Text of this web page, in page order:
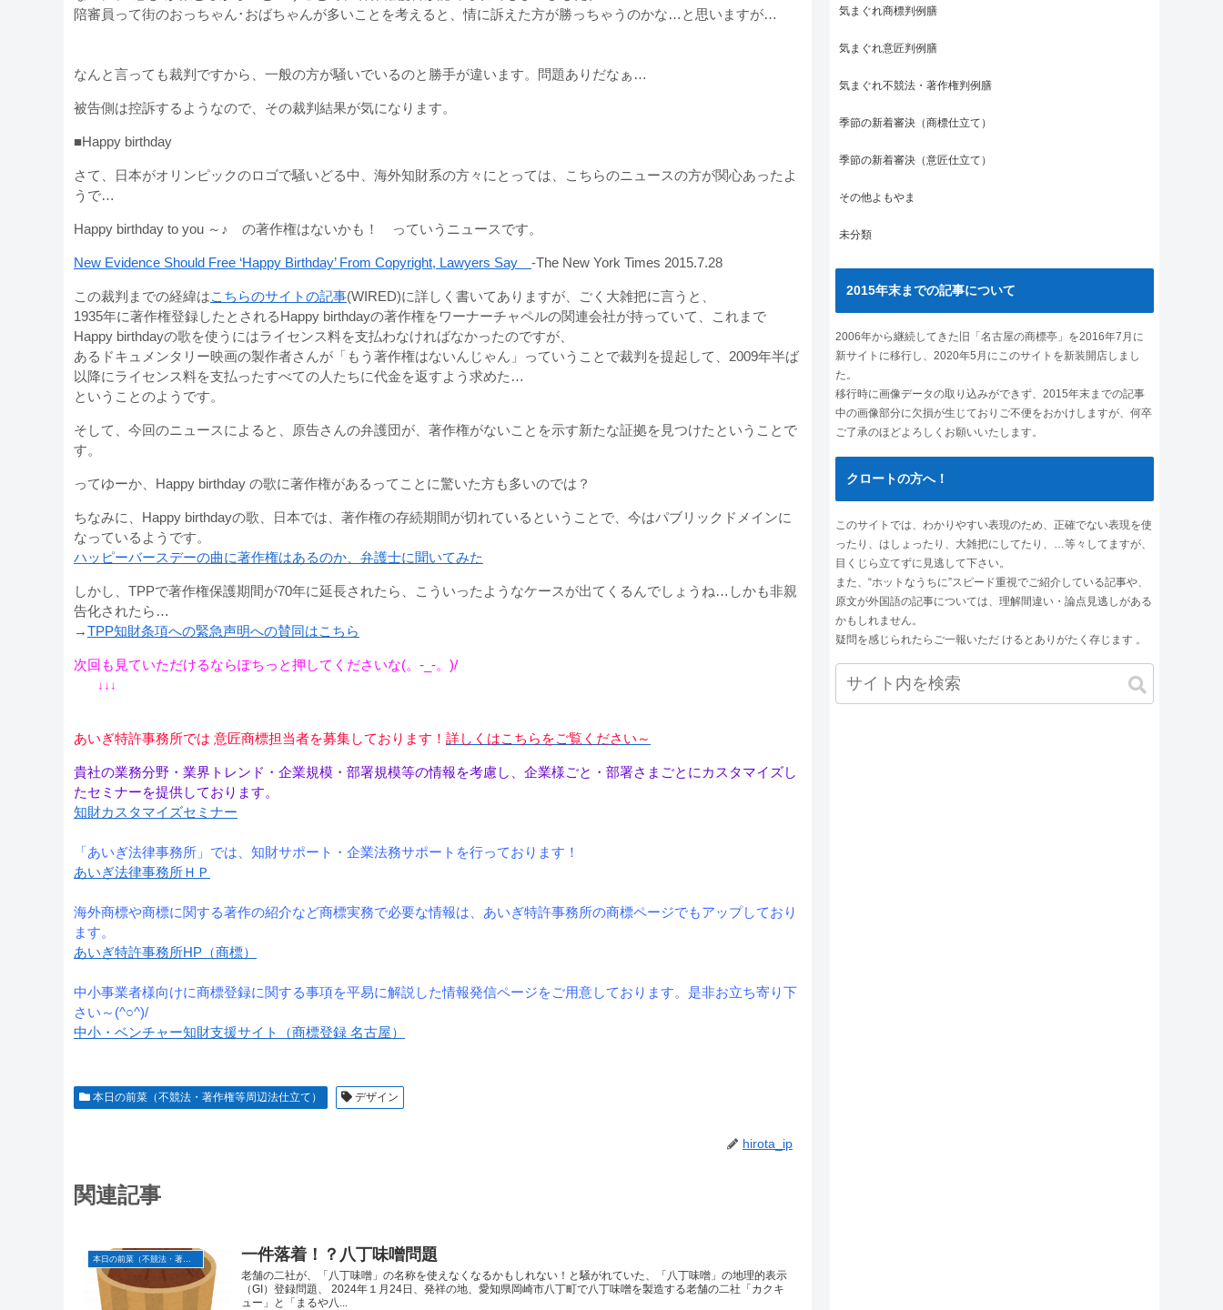
陪審員って街のおっちゃん･おばちゃんが多いことを考えると、情に訴えた方が勝っちゃうのかな…と思いますが…
なんと言っても裁判ですから、一般の方が騒いでいるのと勝手が違います。問題ありだなぁ…
被告側は控訴するようなので、その裁判結果が気になります。
■Happy birthday
さて、日本がオリンピックのロゴで騒いどる中、海外知財系の方々にとっては、こちらのニュースの方が関心あったよ
うで…
Happy birthday to you ～♪ の著作権はないかも！ っていうニュースです。
New Evidence Should Free ‘Happy Birthday’ From Copyright, Lawyers Say -The New York Times 2015.7.28
この裁判までの経緯はこちらのサイトの記事(WIRED)に詳しく書いてありますが、ごく大雑把に言うと、
1935年に著作権登録したとされるHappy birthdayの著作権をワーナーチャペルの関連会社が持っていて、これまで
Happy birthdayの歌を使うにはライセンス料を支払わなければなかったのですが、
あるドキュメンタリー映画の製作者さんが「もう著作権はないんじゃん」っていうことで裁判を提起して、2009年半ば
以降にライセンス料を支払ったすべての人たちに代金を返すよう求めた…
ということのようです。
そして、今回のニュースによると、原告さんの弁護団が、著作権がないことを示す新たな証拠を見つけたということで
す。
ってゆーか、Happy birthday の歌に著作権があるってことに驚いた方も多いのでは？
ちなみに、Happy birthdayの歌、日本では、著作権の存続期間が切れているということで、今はパブリックドメインに
なっているようです。
ハッピーバースデーの曲に著作権はあるのか、弁護士に聞いてみた
しかし、TPPで著作権保護期間が70年に延長されたら、こういったようなケースが出てくるんでしょうね…しかも非親
告化されたら…
→TPP知財条項への緊急声明への賛同はこちら
次回も見ていただけるならぽちっと押してくださいな(。-_-。)/
↓↓↓
あいぎ特許事務所では 意匠商標担当者を募集しております！ 詳しくはこちらをご覧ください～
貴社の業務分野・業界トレンド・企業規模・部署規模等の情報を考慮し、企業様ごと・部署さまごとにカスタマイズし
たセミナーを提供しております。
知財カスタマイズセミナー
「あいぎ法律事務所」では、知財サポート・企業法務サポートを行っております！
あいぎ法律事務所ＨＰ
海外商標や商標に関する著作の紹介など商標実務で必要な情報は、あいぎ特許事務所の商標ページでもアップしており
ます。
あいぎ特許事務所HP（商標）
中小事業者様向けに商標登録に関する事項を平易に解説した情報発信ページをご用意しております。是非お立ち寄り下
さい～(^○^)/
中小・ベンチャー知財支援サイト（商標登録 名古屋）
本日の前菜（不競法・著作権等周辺法仕立て） デザイン
hirota_ip
関連記事
本日の前菜（不競法・著作権等周辺法仕立て） 一件落着！？八丁味噌問題
老舗の二社が、「八丁味噌」の名称を使えなくなるかもしれない！と騒がれていた、「八丁味噌」の地理的表示
（GI）登録問題、 2024年１月24日、発祥の地、愛知県岡崎市八丁町で八丁味噌を製造する老舗の二社「カクキ
ュー」と「まるや八...
気まぐれ商標判例膳
気まぐれ意匠判例膳
気まぐれ不競法・著作権判例膳
季節の新着審決（商標仕立て）
季節の新着審決（意匠仕立て）
その他よもやま
未分類
2015年末までの記事について
2006年から継続してきた旧「名古屋の商標亭」を2016年7月に
新サイトに移行し、2020年5月にこのサイトを新装開店しまし
た。
移行時に画像データの取り込みができず、2015年末までの記事
中の画像部分に欠損が生じておりご不便をおかけしますが、何卒
ご了承のほどよろしくお願いいたします。
クロートの方へ！
このサイトでは、わかりやすい表現のため、正確でない表現を使
ったり、はしょったり、大雑把にしてたり、…等々してますが、
目くじら立てずに見逃して下さい。
また、“ホットなうちに”スピード重視でご紹介している記事や、
原文が外国語の記事については、理解間違い・論点見逃しがある
かもしれません。
疑問を感じられたらご一報いただ けるとありがたく存じます 。